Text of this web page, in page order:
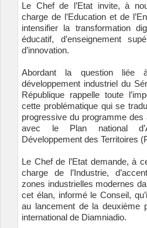
Le Chef de l’Etat invite, à
charge de l’Education et de
intensifier la transformation
éducatif, d’enseignement
d’innovation.
Abordant la question liée
développement industriel du
République rappelle toute
cette problématique qui se
progressive du programme des
avec le Plan national
Développement des Territoires
Le Chef de l’Etat demande, à
charge de l’Industrie,
zones industrielles modernes
cet élan, informé le Conseil,
au lancement de la deuxième
international de Diamniadio.